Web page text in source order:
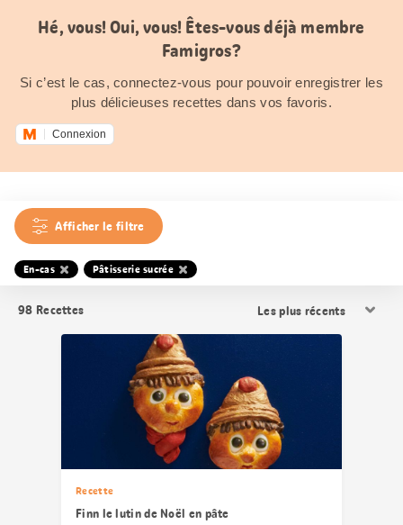
Hé, vous! Oui, vous! Êtes-vous déjà membre
Famigros?
Si c’est le cas, connectez-vous pour pouvoir enregistrer les
plus délicieuses recettes dans vos favoris.
Connexion
Afficher le filtre
En-cas Pâtisserie sucrée
98 Recettes
les
résultats
Recette
Finn le lutin de Noël en pâte